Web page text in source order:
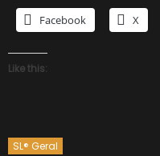
Facebook X
Like this:
SL® Geral